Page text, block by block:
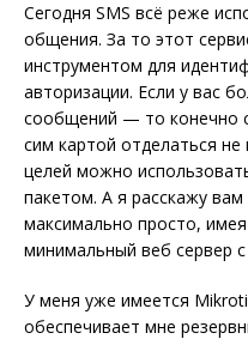
Сегодня SMS всё реже
общения. За то этот
инструментом для
авторизации. Если у вас
сообщений — то конечно
сим картой отделаться
целей можно
пакетом. А я расскажу
максимально просто,
минимальный веб сервер
У меня уже имеется
обеспечивает мне